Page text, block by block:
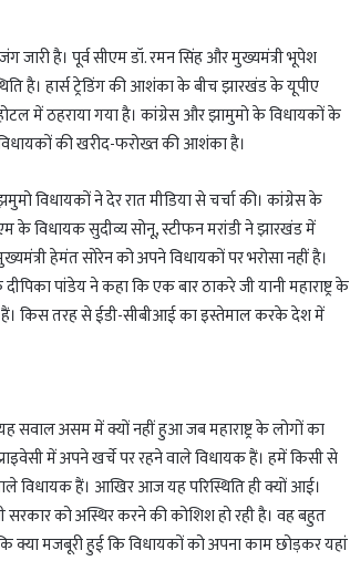
जारी है। पूर्व सीएम डॉ. रमन सिंह और मुख्यमंत्री भूपेश
है। हार्स ट्रेडिंग की आशंका के बीच झारखंड के यूपीए
में ठहराया गया है। कांग्रेस और झामुमो के विधायकों के
विधायकों की खरीद-फरोख्त की आशंका है।
विधायकों ने देर रात मीडिया से चर्चा की। कांग्रेस के
के विधायक सुदीव्य सोनू, स्टीफन मरांडी ने झारखंड में
हेमंत सोरेन को अपने विधायकों पर भरोसा नहीं है।
पांडेय ने कहा कि एक बार ठाकरे जी यानी महाराष्ट्र के
हैं। किस तरह से ईडी-सीबीआई का इस्तेमाल करके देश में
सवाल असम में क्यों नहीं हुआ जब महाराष्ट्र के लोगों का
में अपने खर्चे पर रहने वाले विधायक हैं। हमें किसी से
विधायक हैं। आखिर आज यह परिस्थिति ही क्यों आई।
को अस्थिर करने की कोशिश हो रही है। वह बहुत
क्या मजबूरी हुई कि विधायकों को अपना काम छोड़कर यहां